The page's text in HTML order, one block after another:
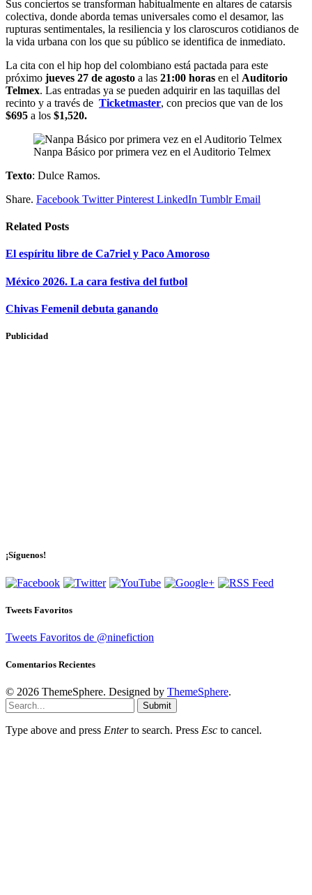
Sus conciertos se transforman habitualmente en altares de catarsis
colectiva, donde aborda temas universales como el desamor, las
rupturas sentimentales, la resiliencia y los claroscuros cotidianos de
la vida urbana con los que su público se identifica de inmediato.
La cita con el hip hop del colombiano está pactada para este
próximo jueves 27 de agosto a las 21:00 horas en el Auditorio
Telmex. Las entradas ya se pueden adquirir en las taquillas del
recinto y a través de Ticketmaster, con precios que van de los
$695 a los $1,520.
Nanpa Básico por primera vez en el Auditorio Telmex
Texto: Dulce Ramos.
Share. Facebook Twitter Pinterest LinkedIn Tumblr Email
Related Posts
​El espíritu libre de Ca7riel y Paco Amoroso
México 2026. La cara festiva del futbol
Chivas Femenil debuta ganando
Publicidad
¡Síguenos!
Tweets Favoritos
Tweets Favoritos de @ninefiction
Comentarios Recientes
© 2026 ThemeSphere. Designed by ThemeSphere.
Submit
Type above and press Enterto search. Press Esc to cancel.